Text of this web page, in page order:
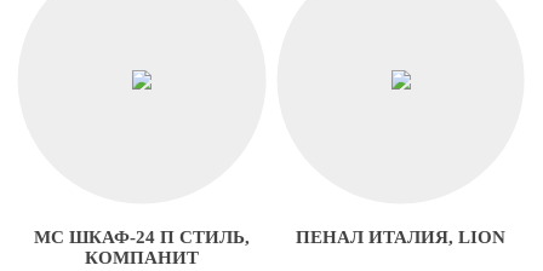
МС ШКАФ-24 П СТИЛЬ,
КОМПАНИТ
ПЕНАЛ ИТАЛИЯ, LION